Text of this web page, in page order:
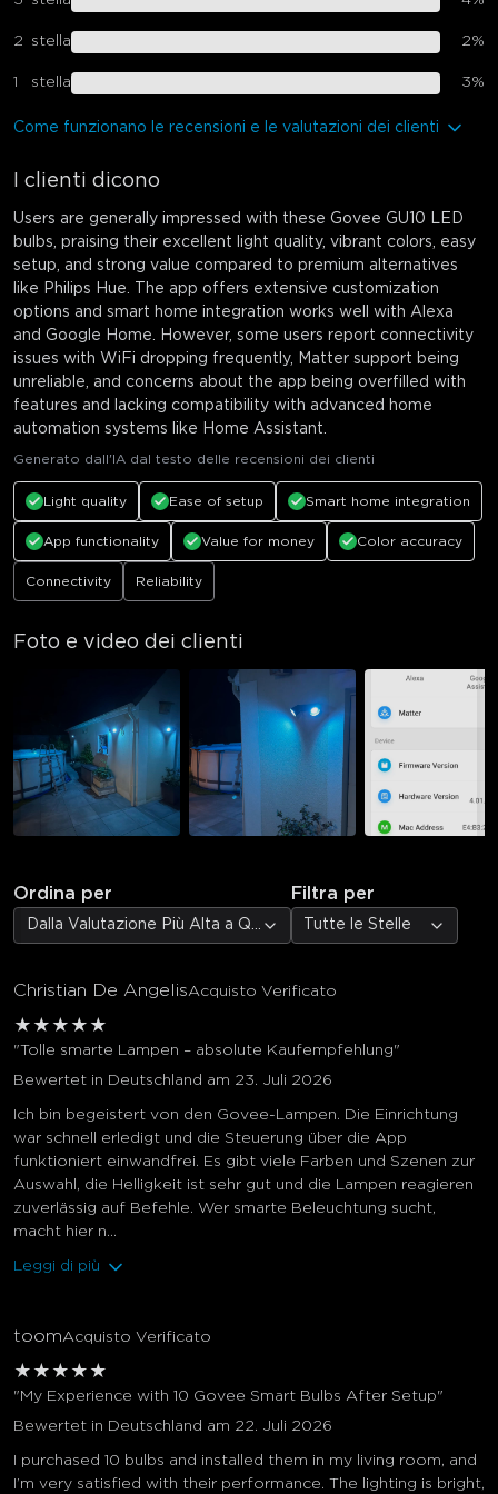
2 stella 2%
1 stella 3%
Come funzionano le recensioni e le valutazioni dei clienti
I clienti dicono
Users are generally impressed with these Govee GU10 LED
bulbs, praising their excellent light quality, vibrant colors, easy
setup, and strong value compared to premium alternatives
like Philips Hue. The app offers extensive customization
options and smart home integration works well with Alexa
and Google Home. However, some users report connectivity
issues with WiFi dropping frequently, Matter support being
unreliable, and concerns about the app being overfilled with
features and lacking compatibility with advanced home
automation systems like Home Assistant.
Generato dall'IA dal testo delle recensioni dei clienti
Light quality Ease of setup Smart home integration
App functionality Value for money Color accuracy
Connectivity Reliability
Foto e video dei clienti
Ordina per
Dalla Valutazione Più Alta a Quella Più Bassa
Filtra per
Tutte le Stelle
Christian De AngelisAcquisto Verificato
★ ★ ★ ★ ★
"Tolle smarte Lampen – absolute Kaufempfehlung"
Bewertet in Deutschland am 23. Juli 2026
Ich bin begeistert von den Govee-Lampen. Die Einrichtung
war schnell erledigt und die Steuerung über die App
funktioniert einwandfrei. Es gibt viele Farben und Szenen zur
Auswahl, die Helligkeit ist sehr gut und die Lampen reagieren
zuverlässig auf Befehle. Wer smarte Beleuchtung sucht,
macht hier n...
Leggi di più
toomAcquisto Verificato
★ ★ ★ ★ ★
"My Experience with 10 Govee Smart Bulbs After Setup"
Bewertet in Deutschland am 22. Juli 2026
I purchased 10 bulbs and installed them in my living room, and
I’m very satisfied with their performance. The lighting is bright,